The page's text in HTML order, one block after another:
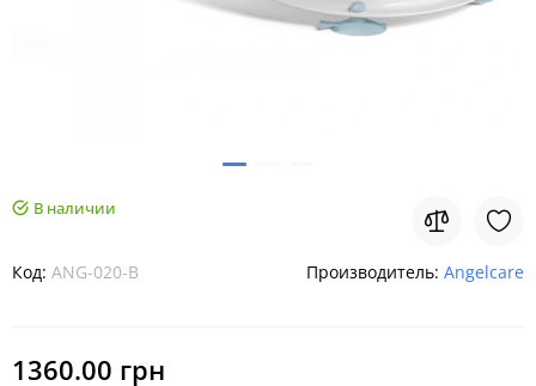
В наличии
Код: ANG-020-B Производитель: Angelcare
1360.00 грн